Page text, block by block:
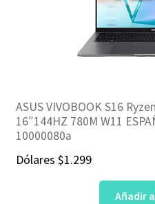
ASUS VIVOBOOK S16
16″144HZ 780M W11
10000080a
Dólares $1.299
Añadir